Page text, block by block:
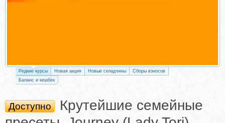
Редкие курсы Новая акция Новые складчины
Сборы взносов
Баланс и кешбек
Доступно
Крутейшие семейные